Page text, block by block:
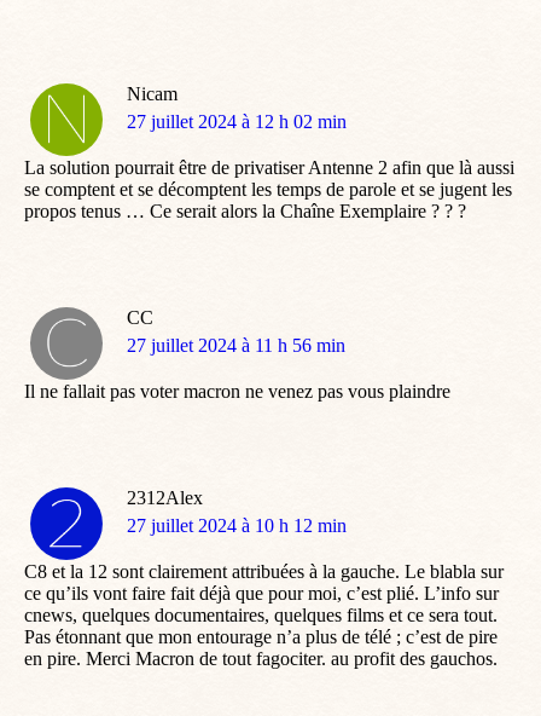
Nicam
dit
27 juillet 2024 à 12 h 02 min
La solution pourrait être de privatiser Antenne 2 afin que là aussi
se comptent et se décomptent les temps de parole et se jugent les
propos tenus … Ce serait alors la Chaîne Exemplaire ? ? ?
CC
dit
27 juillet 2024 à 11 h 56 min
Il ne fallait pas voter macron ne venez pas vous plaindre
2312Alex
dit
27 juillet 2024 à 10 h 12 min
C8 et la 12 sont clairement attribuées à la gauche. Le blabla sur
ce qu’ils vont faire fait déjà que pour moi, c’est plié. L’info sur
cnews, quelques documentaires, quelques films et ce sera tout.
Pas étonnant que mon entourage n’a plus de télé ; c’est de pire
en pire. Merci Macron de tout fagociter. au profit des gauchos.